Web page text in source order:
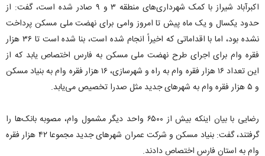
اکبرآباد شیراز با کمک شهرداری‌های منطقه ۳ و ۹ صادر شده است، گفت: از
حدود یکسال و یک ماه پیش تا امروز وامی برای نهضت ملی مسکن پرداخت
نشده بود، اما با اقداماتی که اخیراً انجام شده است، بنا شده است تا ۳۶ هزار
فقره وام برای اجرای طرح نهضت ملی مسکن به فارس اختصاص یابد که از
این تعداد ۱۶ هزار فقره وام به راه و شهرسازی، ۱۶ هزار فقره وام به بنیاد مسکن
و ۵ هزار فقره وام به شهر‌های جدید مثل صدرا تخصیص می‌یابد.
رضایی با بیان اینکه بیش از ۶۵۰۰ واحد دیگر مشمول وام، مصوبه بانک‌ها را
گرفتند، گفت: بنیاد مسکن و شرکت عمران شهر‌های جدید مجموعا ۴۲ هزار فقره
وام به استان فارس اختصاص دادند.